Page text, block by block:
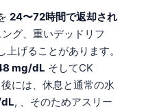
24〜72時間で返却され
グ、重いデッドリフ
上げることがあります。
mg/dL そしてCK
には、休息と通常の水
, 、そのためアスリー